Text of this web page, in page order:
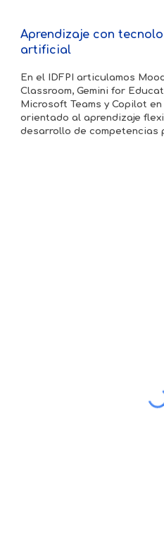
Aprendizaje con
artificial
En el IDFPI articulamos
Classroom, Gemini for
Microsoft Teams y Copilot
orientado al aprendizaje
desarrollo de competencias